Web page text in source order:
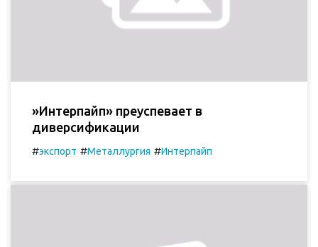
»Интерпайп» преуспевает в
диверсификации
#экспорт #Металлургия #Интерпайп